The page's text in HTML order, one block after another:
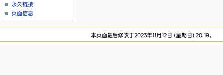
永久链接
页面信息
本页面最后修改于2023年11月12日 (星期日) 20:19。